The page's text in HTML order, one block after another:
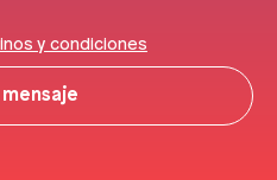
y condiciones
mensaje